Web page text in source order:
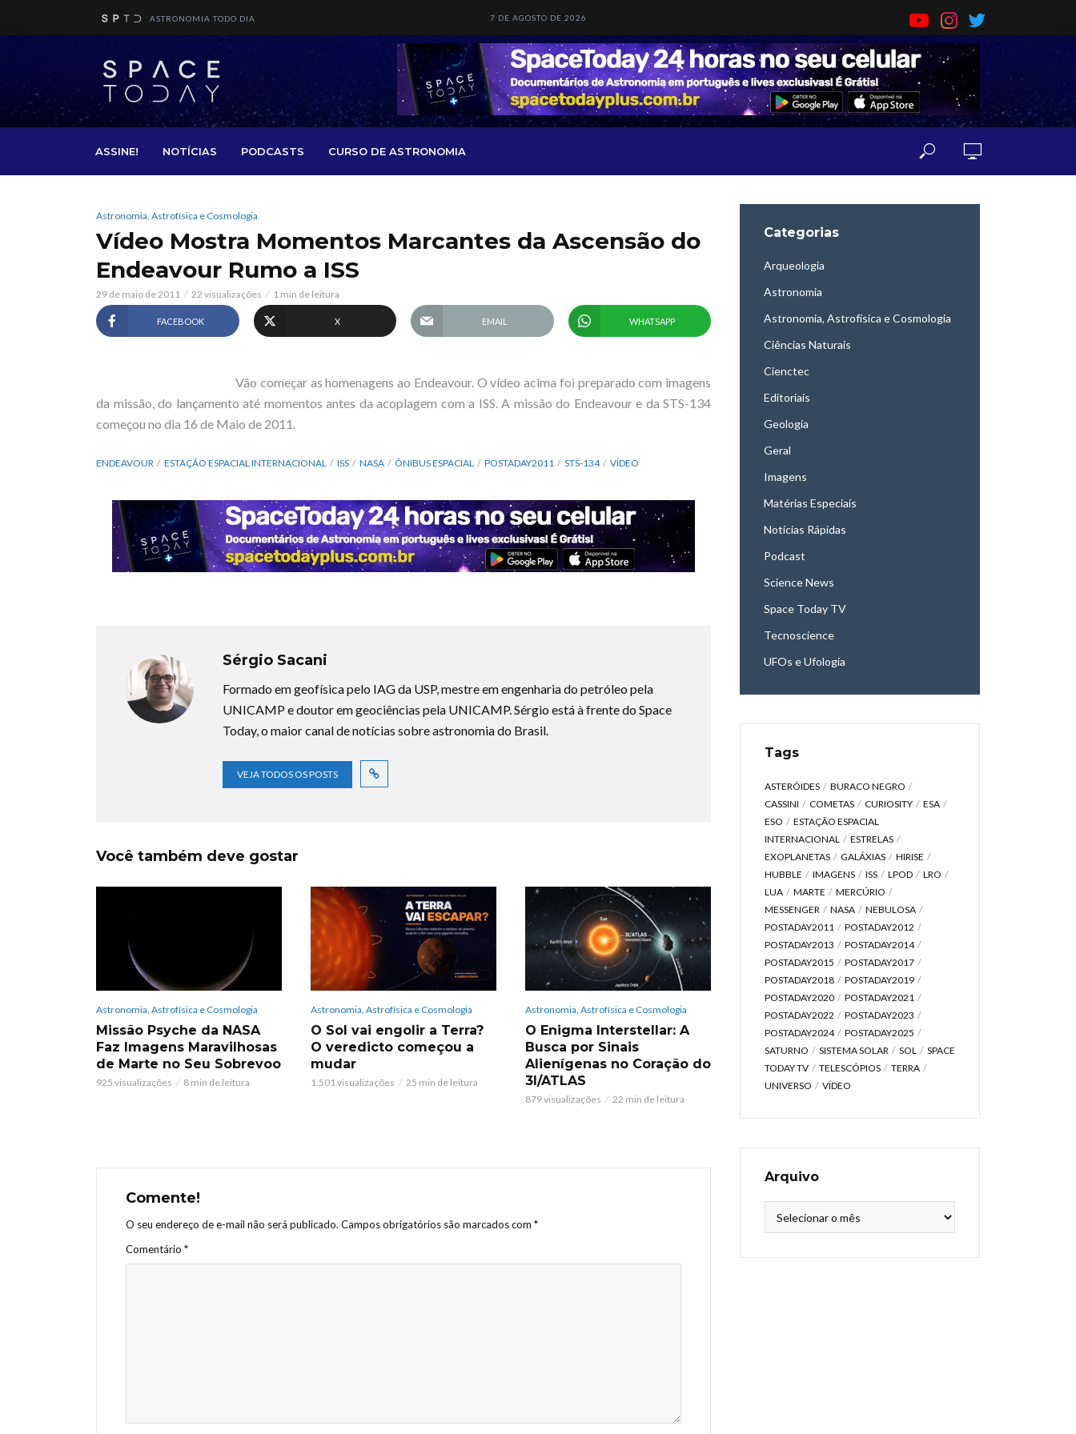
ASTRONOMIA TODO DIA 7 DE AGOSTO DE 2026
ASSINE! NOTÍCIAS PODCASTS CURSO DE ASTRONOMIA
Astronomia, Astrofísica e Cosmologia
Vídeo Mostra Momentos Marcantes da Ascensão do
Endeavour Rumo a ISS
29 de maio de 2011 22 visualizações 1 min de leitura
FACEBOOK X EMAIL WHATSAPP
Vão começar as homenagens ao Endeavour. O vídeo acima foi preparado com imagens
da missão, do lançamento até momentos antes da acoplagem com a ISS. A missão do Endeavour e da STS-134
começou no dia 16 de Maio de 2011.
ENDEAVOUR ESTAÇÃO ESPACIAL INTERNACIONAL ISS NASA ÔNIBUS ESPACIAL POSTADAY2011 STS-134 VÍDEO
Sérgio Sacani
Formado em geofísica pelo IAG da USP, mestre em engenharia do petróleo pela
UNICAMP e doutor em geociências pela UNICAMP. Sérgio está à frente do Space
Today, o maior canal de notícias sobre astronomia do Brasil.
VEJA TODOS OS POSTS
Você também deve gostar
Astronomia, Astrofísica e Cosmologia
Missão Psyche da NASA
Faz Imagens Maravilhosas
de Marte no Seu Sobrevoo
925 visualizações 8 min de leitura
Astronomia, Astrofísica e Cosmologia
O Sol vai engolir a Terra?
O veredicto começou a
mudar
1.501 visualizações 25 min de leitura
Astronomia, Astrofísica e Cosmologia
O Enigma Interstellar: A
Busca por Sinais
Alienígenas no Coração do
3I/ATLAS
879 visualizações 22 min de leitura
Comente!
O seu endereço de e-mail não será publicado. Campos obrigatórios são marcados com *
Comentário *
Categorias
Arqueologia
Astronomia
Astronomia, Astrofísica e Cosmologia
Ciências Naturais
Cienctec
Editoriais
Geologia
Geral
Imagens
Matérias Especiais
Notícias Rápidas
Podcast
Science News
Space Today TV
Tecnoscience
UFOs e Ufologia
Tags
ASTERÓIDES
BURACO NEGRO
CASSINI
COMETAS CURIOSITY
ESA
ESO
ESTAÇÃO ESPACIAL
INTERNACIONAL
ESTRELAS
EXOPLANETAS
GALÁXIAS
HIRISE
HUBBLE
IMAGENS ISS LPOD
LRO
LUA
MARTE
MERCÚRIO
MESSENGER
NASA
NEBULOSA
POSTADAY2011
POSTADAY2012
POSTADAY2013
POSTADAY2014
POSTADAY2015
POSTADAY2017
POSTADAY2018
POSTADAY2019
POSTADAY2020
POSTADAY2021
POSTADAY2022
POSTADAY2023
POSTADAY2024
POSTADAY2025
SATURNO
SISTEMA SOLAR SOL
SPACE
TODAY TV
TELESCÓPIOS
TERRA
UNIVERSO
VÍDEO
Arquivo